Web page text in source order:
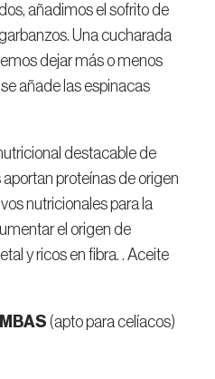
añadimos el sofrito de
Una cucharada
dejar más o menos
añade las espinacas
destacable de
proteínas de origen
nutricionales para la
el origen de
y ricos en fibra. . Aceite
(apto para celíacos)